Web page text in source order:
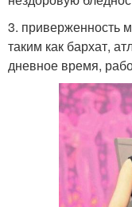
3. приверженность
таким как бархат,
дневное время,